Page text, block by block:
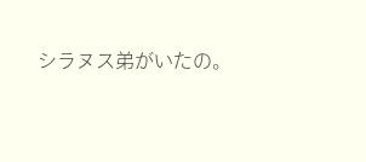
シラヌス弟がいたの。